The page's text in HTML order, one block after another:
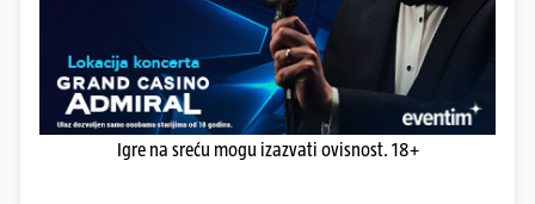
Igre na sreću mogu izazvati ovisnost. 18+